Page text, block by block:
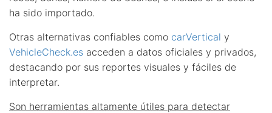
ha sido importado.
Otras alternativas confiables como carVertical y
VehicleCheck.es acceden a datos oficiales y privados,
destacando por sus reportes visuales y fáciles de
interpretar.
Son herramientas altamente útiles para detectar